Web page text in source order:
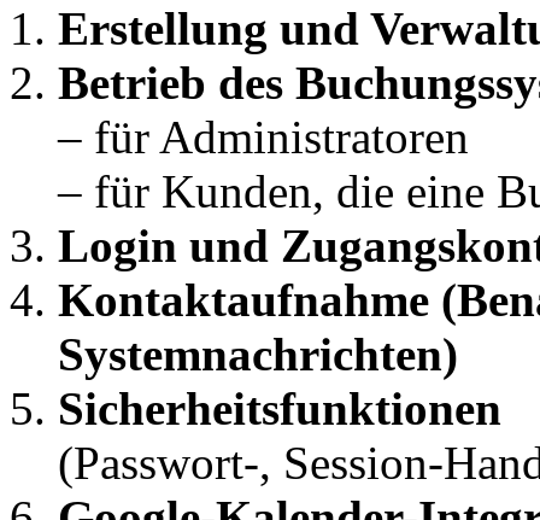
Erstellung und
Betrieb des
– für Administratoren
– für Kunden, die eine
Login und
Kontaktaufnahme
Systemnachrichten)
Sicherheitsfunktionen
(Passwort-, Session-